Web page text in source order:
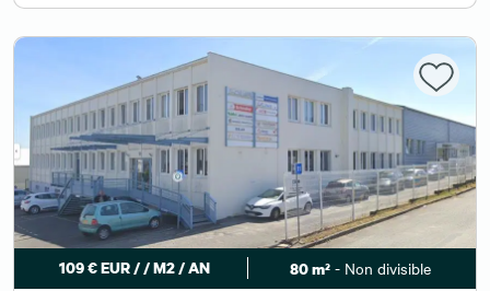
109 € EUR / / M2 / AN 80 m²- Non divisible